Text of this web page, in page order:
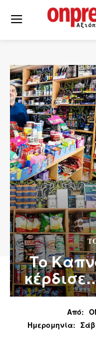
Το
Από:
Ημερομηνία: